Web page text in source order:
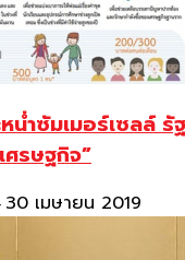
น่ำซัมเมอร์เซลล์ รั
ศรษฐกิจ”
30 เมษายน 2019